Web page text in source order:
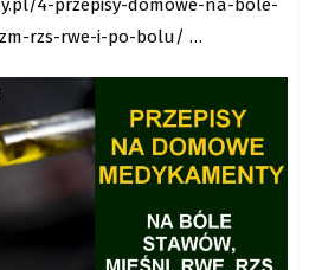
4-przepisy-domowe-na-bole-
rzs-rwe-i-po-bolu/ …